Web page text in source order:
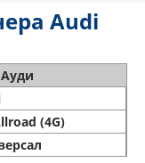
Audi
(4G)